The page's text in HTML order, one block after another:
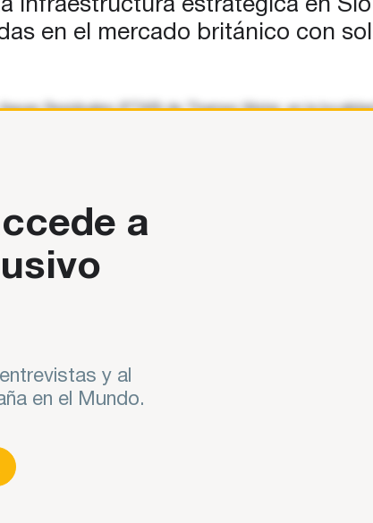
infraestructura estratégica en
en el mercado británico con
Residuales (PTAR) de Thames Water, en la
Cadagua, su
a
y al
en el Mundo.